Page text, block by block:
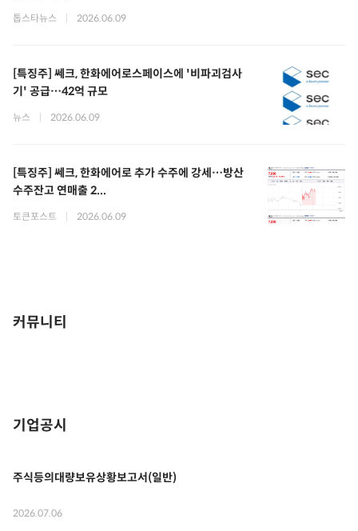
톱스타뉴스 2026.06.09
[특징주] 쎄크, 한화에어로스페이스에 '비파괴검사
기' 공급…42억 규모
뉴스 2026.06.09
[특징주] 쎄크, 한화에어로 추가 수주에 강세…방산
수주잔고 연매출 2...
토큰포스트 2026.06.09
커뮤니티
기업공시
주식등의대량보유상황보고서(일반)
2026.07.06